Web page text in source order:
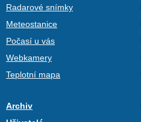
Radarové snímky
Meteostanice
Počasí u vás
Webkamery
Teplotní mapa
Archiv